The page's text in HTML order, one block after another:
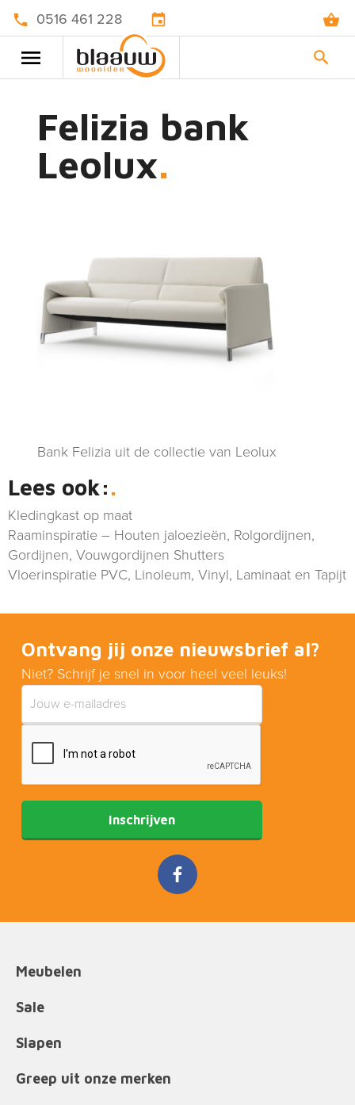
0516 461 228
Felizia bank
Leolux
Bank Felizia uit de collectie van Leolux
Lees ook:
Kledingkast op maat
Raaminspiratie – Houten jaloezieën, Rolgordijnen,
Gordijnen, Vouwgordijnen Shutters
Vloerinspiratie PVC, Linoleum, Vinyl, Laminaat en Tapijt
Ontvang jij onze nieuwsbrief al?
Niet? Schrijf je snel in voor heel veel leuks!
Inschrijven
Meubelen
Sale
Slapen
Greep uit onze merken